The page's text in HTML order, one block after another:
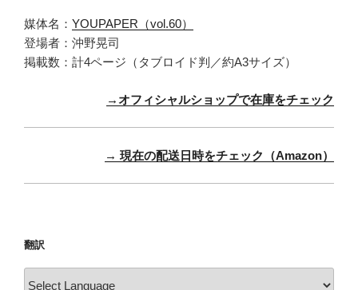
媒体名： YOUPAPER（vol.60）
登場者：沖野晃司
掲載数：計4ページ（タブロイド判／約A3サイズ）
→オフィシャルショップで在庫をチェック
→ 現在の配送日時をチェック（Amazon）
翻訳